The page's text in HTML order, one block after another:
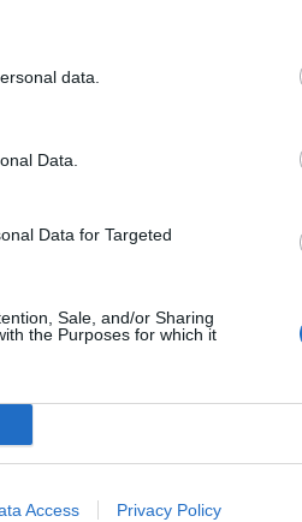
data.
Data.
Data for Targeted
Sale, and/or Sharing
the Purposes for which it
Access Privacy Policy
μέσα ενημέρωσης- Ξεκίνησε το
πρόγραμμα ενίσχυσης του Τύπου
Επιτροπή και νέο Διοικητικό